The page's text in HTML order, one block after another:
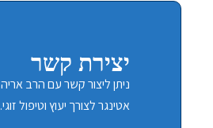
יצירת קשר
ניתן ליצור קשר עם הרב אריה
אטינגר לצורך יעוץ וטיפול זוגי.